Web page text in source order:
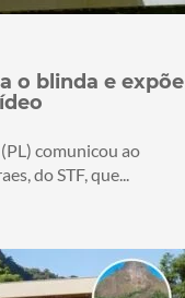
o blinda e expõe
comunicou ao
do STF, que...